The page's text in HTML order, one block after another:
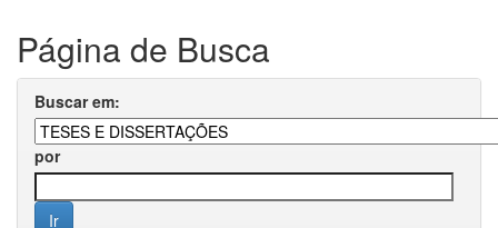
Página de Busca
Buscar em:
por